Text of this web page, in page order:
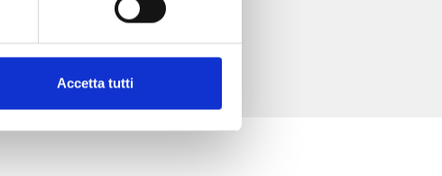
Accetta tutti